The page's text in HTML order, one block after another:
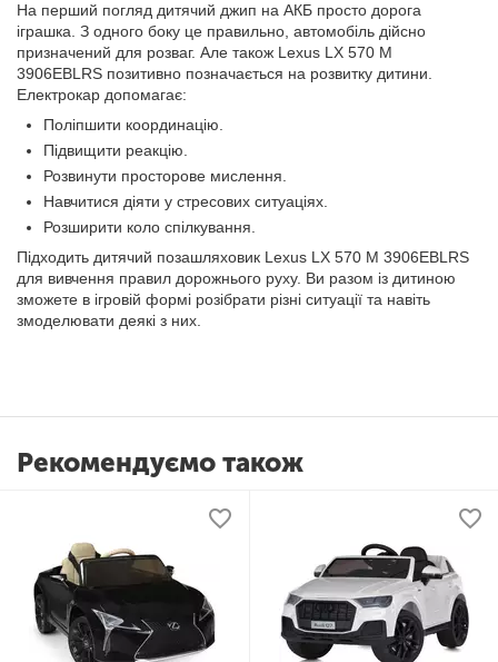
На перший погляд дитячий джип на АКБ просто дорога
іграшка. З одного боку це правильно, автомобіль дійсно
призначений для розваг. Але також Lexus LX 570 M
3906EBLRS позитивно позначається на розвитку дитини.
Електрокар допомагає:
Поліпшити координацію.
Підвищити реакцію.
Розвинути просторове мислення.
Навчитися діяти у стресових ситуаціях.
Розширити коло спілкування.
Підходить дитячий позашляховик Lexus LX 570 M 3906EBLRS
для вивчення правил дорожнього руху. Ви разом із дитиною
зможете в ігровій формі розібрати різні ситуації та навіть
змоделювати деякі з них.
Рекомендуємо також